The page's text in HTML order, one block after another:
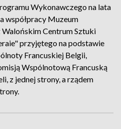
Wykonawczego na lata
współpracy Muzeum
Centrum Sztuki
przyjętego na podstawie
Francuskiej Belgii,
Wspólnotową Francuską
z jednej strony, a rządem